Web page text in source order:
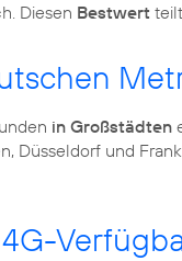
Diesen Bestwert
in Großstädten
Düsseldorf und